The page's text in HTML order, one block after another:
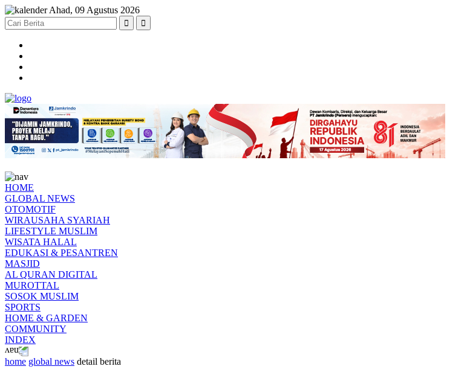
Ahad, 09 Agustus 2026
HOME
GLOBAL NEWS
OTOMOTIF
WIRAUSAHA SYARIAH
LIFESTYLE MUSLIM
WISATA HALAL
EDUKASI & PESANTREN
MASJID
AL QURAN DIGITAL
MUROTTAL
SOSOK MUSLIM
SPORTS
HOME & GARDEN
COMMUNITY
INDEX
home global news detail berita